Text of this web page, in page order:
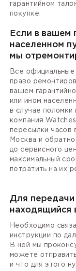
гарантийном
покупке.
Если в вашем
населенном
мы
Все
право
вашем
или ином
в случае поломки
компания
пересылки часов
Москва и
до сервисного
максимальный
потратить на их
Для передачи
находящийся
Необходимо
инструкции по
В ней мы
можете
и что для этого